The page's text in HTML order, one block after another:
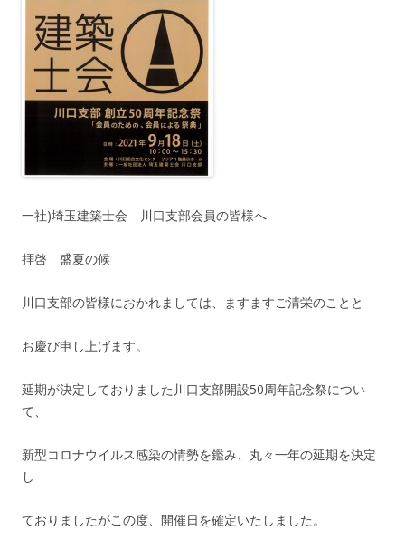
一社)埼玉建築士会 川口支部会員の皆様へ
拝啓 盛夏の候
川口支部の皆様におかれましては、ますますご清栄のことと
お慶び申し上げます。
延期が決定しておりました川口支部開設50周年記念祭につい
て、
新型コロナウイルス感染の情勢を鑑み、丸々一年の延期を決定
し
ておりましたがこの度、開催日を確定いたしました。